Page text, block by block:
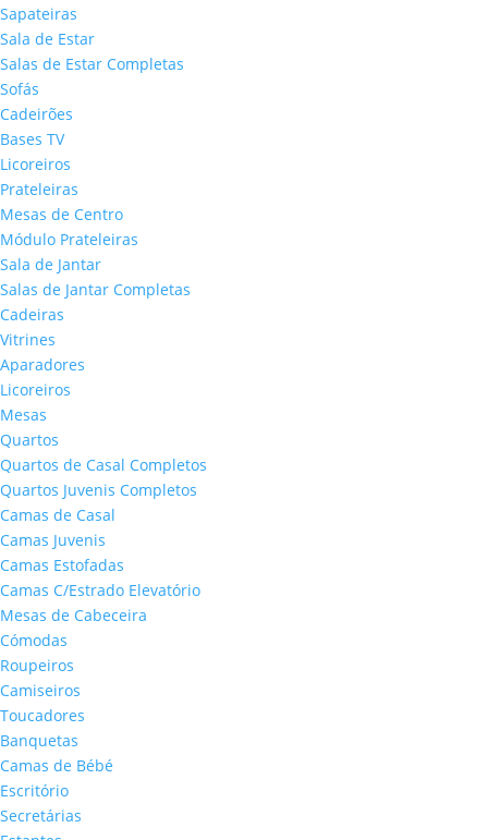
Sapateiras
Sala de Estar
Salas de Estar Completas
Sofás
Cadeirões
Bases TV
Licoreiros
Prateleiras
Mesas de Centro
Módulo Prateleiras
Sala de Jantar
Salas de Jantar Completas
Cadeiras
Vitrines
Aparadores
Licoreiros
Mesas
Quartos
Quartos de Casal Completos
Quartos Juvenis Completos
Camas de Casal
Camas Juvenis
Camas Estofadas
Camas C/Estrado Elevatório
Mesas de Cabeceira
Cómodas
Roupeiros
Camiseiros
Toucadores
Banquetas
Camas de Bébé
Escritório
Secretárias